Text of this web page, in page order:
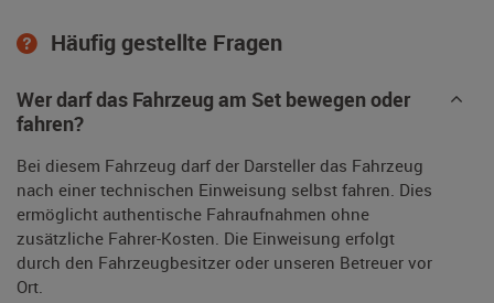
Häufig gestellte Fragen
Wer darf das Fahrzeug am Set bewegen oder
fahren?
Bei diesem Fahrzeug darf der Darsteller das Fahrzeug
nach einer technischen Einweisung selbst fahren. Dies
ermöglicht authentische Fahraufnahmen ohne
zusätzliche Fahrer-Kosten. Die Einweisung erfolgt
durch den Fahrzeugbesitzer oder unseren Betreuer vor
Ort.